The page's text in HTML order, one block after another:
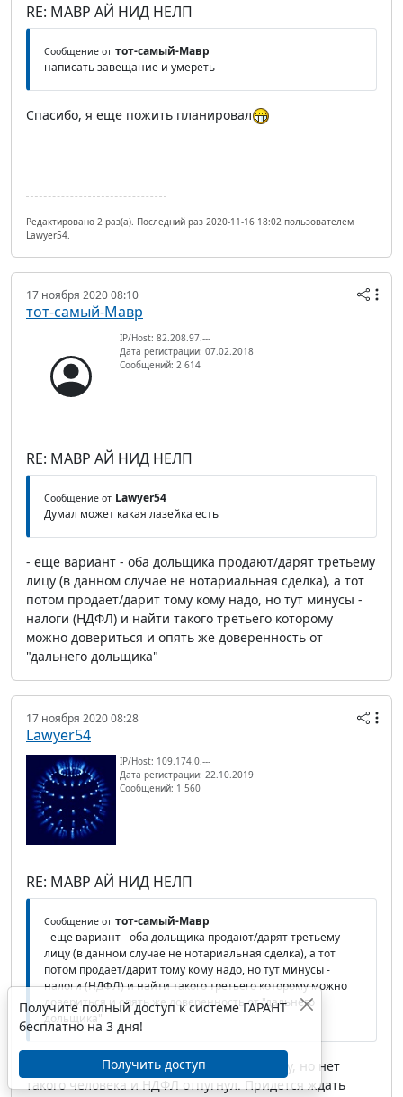
RE: МАВР АЙ НИД НЕЛП
Сообщение от тот-самый-Мавр
написать завещание и умереть
Спасибо, я еще пожить планировал
Редактировано 2 раз(а). Последний раз 2020-11-16 18:02 пользователем
Lawyer54.
17 ноября 2020 08:10
тот-самый-Мавр
IP/Host: 82.208.97.---
Дата регистрации: 07.02.2018
Сообщений: 2 614
RE: МАВР АЙ НИД НЕЛП
Сообщение от Lawyer54
Думал может какая лазейка есть
- еще вариант - оба дольщика продают/дарят третьему
лицу (в данном случае не нотариальная сделка), а тот
потом продает/дарит тому кому надо, но тут минусы -
налоги (НДФЛ) и найти такого третьего которому
можно довериться и опять же доверенность от
"дальнего дольщика"
17 ноября 2020 08:28
Lawyer54
IP/Host: 109.174.0.---
Дата регистрации: 22.10.2019
Сообщений: 1 560
RE: МАВР АЙ НИД НЕЛП
Сообщение от тот-самый-Мавр
- еще вариант - оба дольщика продают/дарят третьему
лицу (в данном случае не нотариальная сделка), а тот
потом продает/дарит тому кому надо, но тут минусы -
налоги (НДФЛ) и найти такого третьего которому можно
довериться и опять же доверенность от "дальнего
дольщика"
Да, такой вариант тоже приходил в голову, но нет
такого человека и НДФЛ отпугнул. Придется ждать
Получите полный доступ к системе ГАРАНТ
бесплатно на 3 дня!
Получить доступ